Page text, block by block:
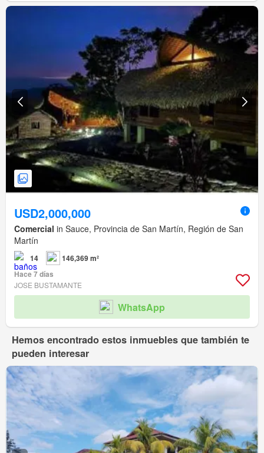
USD2,000,000
Comercial in Sauce, Provincia de San Martín, Región de San
Martín
14
146,369 m²
Hace 7 días
JOSE BUSTAMANTE
WhatsApp
Hemos encontrado estos inmuebles que también te
pueden interesar